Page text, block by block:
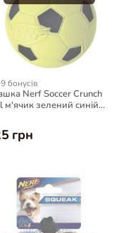
бонусів
Nerf Soccer Crunch
м'ячик зелений синій
грн